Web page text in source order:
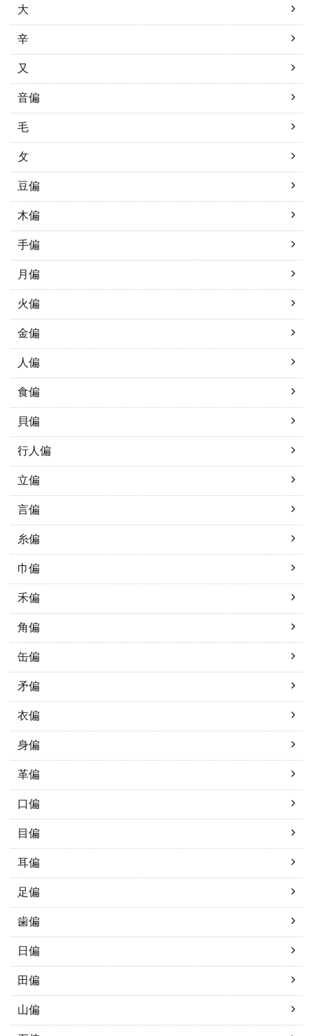
大
辛
又
音偏
毛
攵
豆偏
木偏
手偏
月偏
火偏
金偏
人偏
食偏
貝偏
行人偏
立偏
言偏
糸偏
巾偏
禾偏
角偏
缶偏
矛偏
衣偏
身偏
革偏
口偏
目偏
耳偏
足偏
歯偏
日偏
田偏
山偏